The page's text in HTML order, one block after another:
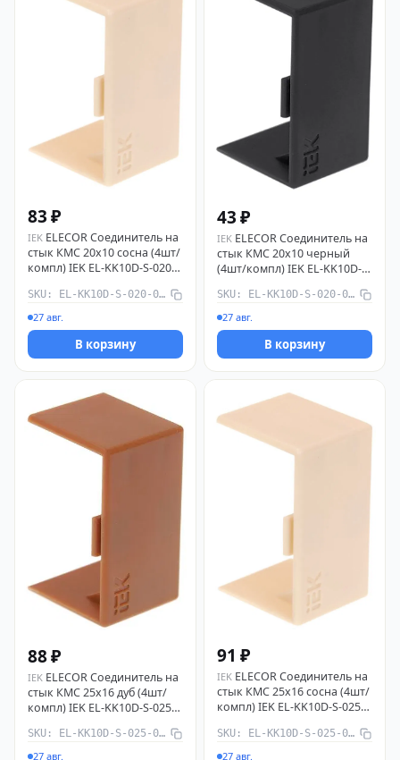
83 ₽
IEK ELECOR Соединитель на
стык КМС 20х10 сосна (4шт/
компл) IEK EL-KK10D-S-020-
SKU: EL-KK10D-S-020-010-K34
27 авг.
В корзину
43 ₽
IEK ELECOR Соединитель на
стык КМС 20х10 черный
(4шт/компл) IEK EL-KK10D-S-
SKU: EL-KK10D-S-020-010-K02
27 авг.
В корзину
88 ₽
IEK ELECOR Соединитель на
стык КМС 25х16 дуб (4шт/
компл) IEK EL-KK10D-S-025-
SKU: EL-KK10D-S-025-016-K11
27 авг.
91 ₽
IEK ELECOR Соединитель на
стык КМС 25х16 сосна (4шт/
компл) IEK EL-KK10D-S-025-
SKU: EL-KK10D-S-025-016-K34
27 авг.